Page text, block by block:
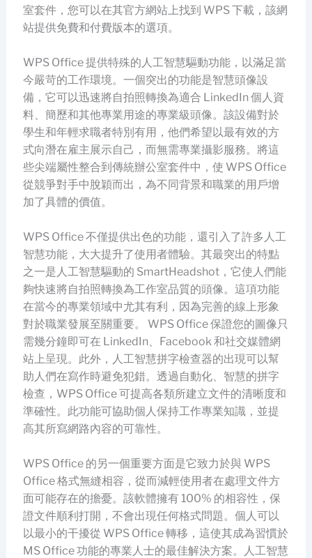
室套件，您可以在其官方網站上找到 WPS 下載，該網
站提供免費和付費版本的選項。
WPS Office 提供特殊的人工智慧驅動功能，以滿足當
今嚴苛的工作環境。一個突出的功能是智慧頭像設
備，它可以迅速將自拍照轉換為適合 LinkedIn 個人資
料、簡歷和其他專業用途的專業級頭像。該設備對於
學生和年輕求職者特別有用，他們希望以最有效的方
式向潛在雇主展示自己，而無需專業攝影服務。將這
些尖端屬性整合到傳統辦公室套件中，使 WPS Office
從競爭對手中脫穎而出，為不同背景和職業的用戶增
加了具體的價值。
WPS Office 不僅提供出色的功能，還引入了許多人工
智慧功能，大大提升了使用者體驗。其最突出的特點
之一是人工智慧驅動的 SmartHeadshot，它使人們能
夠快速將自拍照轉換為工作室品質的頭像。這項功能
在當今的專業領域中尤其有利，因為完善的線上形象
對於職業發展至關重要。 WPS Office 保證您的圖像只
需幾分鐘即可在 LinkedIn、Facebook 和社交媒體網
站上呈現。此外，人工智慧拼字檢查器的出現可以幫
助人們在寫作時避免犯錯。透過自動化、智慧的拼字
檢查，WPS Office 可提高各類所建立文件的清晰度和
準確性。此功能可協助個人保持工作專業知識，並提
高其所寫網路內容的可靠性。
WPS Office 的另一個重要方面是它致力於與 WPS
Office 格式無縫相容，從而減輕使用者在處理文件方
面可能存在的擔憂。該軟體擁有 100% 的相容性，保
證文件順利打開，不會出現任何格式問題。個人可以
以最小的干擾從 WPS Office 轉移，這使其成為習慣於
MS Office 功能的專業人士的最佳解決方案。人工智慧